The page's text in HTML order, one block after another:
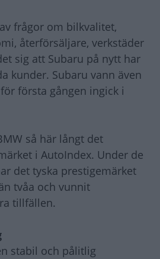
frågor om bilkvalitet,
återförsäljare, verkstäder
sig att Subaru på nytt har
kunder. Subaru vann även
första gången ingick i
så här långt det
i AutoIndex. Under de
det tyska prestigemärket
tvåa och vunnit
tillfällen.
stabil och pålitlig